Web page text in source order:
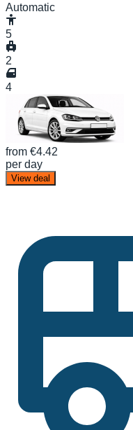
Automatic
5
2
4
from €4.42
per day
View deal